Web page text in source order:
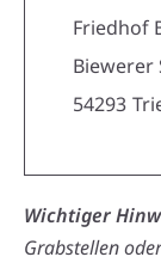
Friedhof
Biewerer
54293
Wichtiger
Grabstellen